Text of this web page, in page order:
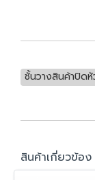
ชั้นวางสินค้าปิด
สินค้าเกี่ยวข้อง